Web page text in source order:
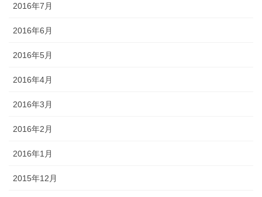
2016年7月
2016年6月
2016年5月
2016年4月
2016年3月
2016年2月
2016年1月
2015年12月